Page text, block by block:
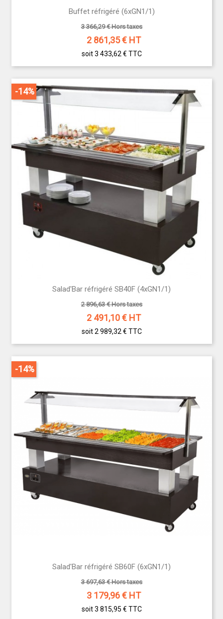
Buffet réfrigéré (6xGN1/1)
3 366,29 € Hors taxes
2 861,35€ HT
soit 3 433,62 € TTC
Salad'Bar réfrigéré SB40F (4xGN1/1)
2 896,63 € Hors taxes
2 491,10€ HT
soit 2 989,32 € TTC
-14%
Salad'Bar réfrigéré SB60F (6xGN1/1)
3 697,63 € Hors taxes
3 179,96€ HT
soit 3 815,95 € TTC
-14%